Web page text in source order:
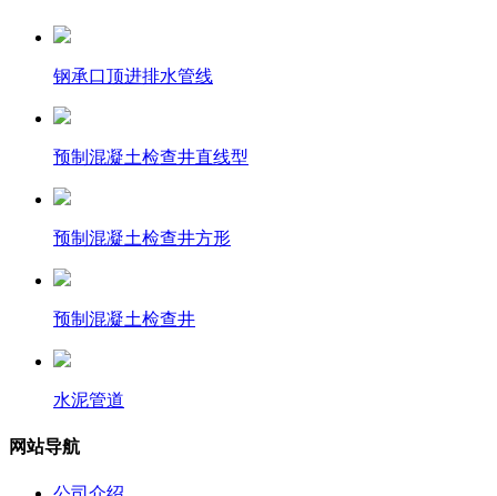
钢承口顶进排水管线
预制混凝土检查井直线型
预制混凝土检查井方形
预制混凝土检查井
水泥管道
网站导航